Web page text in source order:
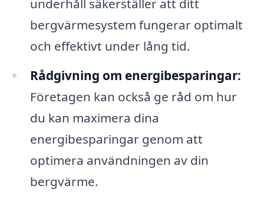
underhåll säkerställer att ditt
bergvärmesystem fungerar optimalt
och effektivt under lång tid.
Rådgivning om energibesparingar:
Företagen kan också ge råd om hur
du kan maximera dina
energibesparingar genom att
optimera användningen av din
bergvärme.